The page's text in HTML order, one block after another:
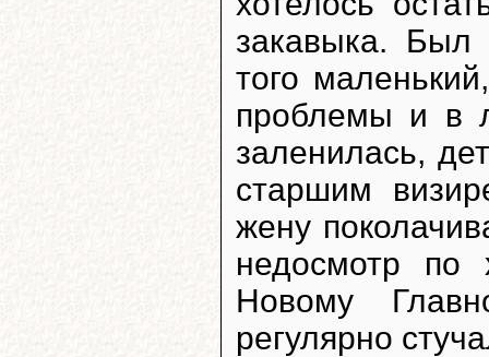
закавыка.
того
проблемы и в
заленилась,
старшим
жену
недосмотр по
Новому
регулярно